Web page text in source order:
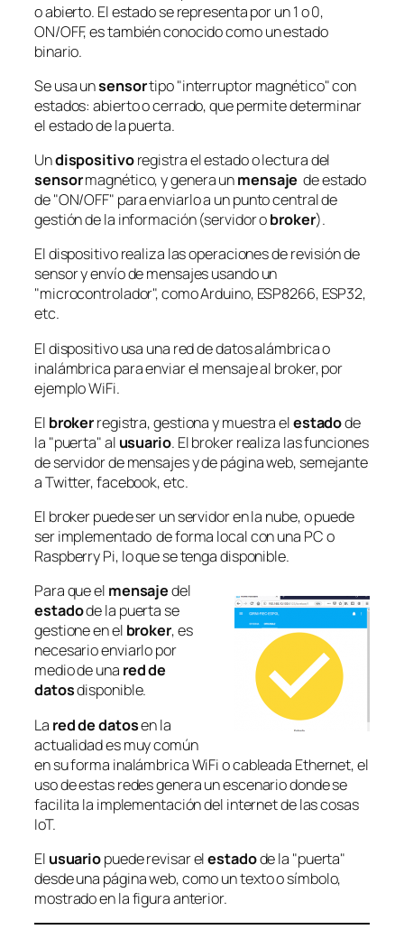
o abierto. El estado se representa por un 1 o 0,
ON/OFF, es también conocido como un estado
binario.
Se usa unsensortipo "interruptor magnético" con
estados: abierto o cerrado, que permite determinar
el estado de la puerta.
Undispositivoregistra el estado o lectura del
sensormagnético, y genera unmensaje de estado
de "ON/OFF" para enviarlo a un punto central de
gestión de la información (servidor obroker).
El dispositivo realiza las operaciones de revisión de
sensor y envío de mensajes usando un
"microcontrolador", como Arduino, ESP8266, ESP32,
etc.
El dispositivo usa una red de datos alámbrica o
inalámbrica para enviar el mensaje al broker, por
ejemplo WiFi.
El brokerregistra, gestiona y muestra elestadode
la "puerta" al usuario. El broker realiza las funciones
de servidor de mensajes y de página web, semejante
a Twitter, facebook, etc.
El broker puede ser un servidor en la nube, o puede
ser implementado de forma local con una PC o
Raspberry Pi, lo que se tenga disponible.
Para que el mensajedel
estadode la puerta se
gestione en el broker, es
necesario enviarlo por
medio de una red de
datosdisponible.
La red de datosen la
actualidad es muy común
en su forma inalámbrica WiFi o cableada Ethernet, el
uso de estas redes genera un escenario donde se
facilita la implementación del internet de las cosas
IoT.
El usuariopuede revisar elestadode la "puerta"
desde una página web, como un texto o símbolo,
mostrado en la figura anterior.